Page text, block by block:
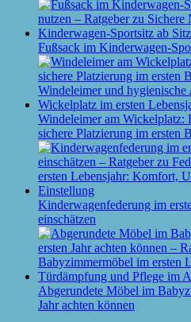
Fußsack im Kinderwagen-
Windeleimer am Wickelplatz:
sichere Platzierung im ersten
Kinderwagenfederung im
einschätzen
Abgerundete Möbel im
Jahr achten können